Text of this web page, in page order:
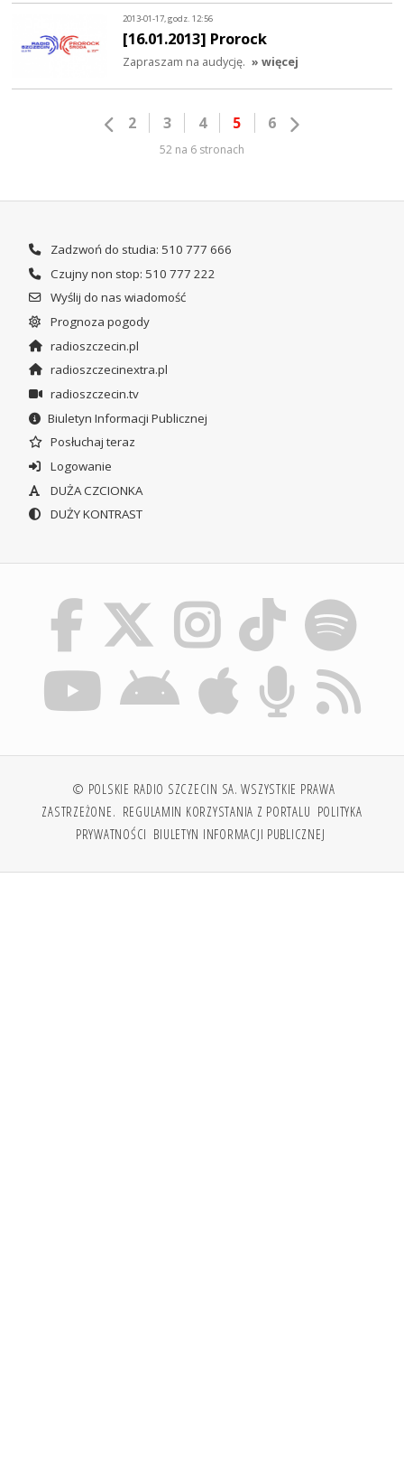
2013-01-17, godz. 12:56
[16.01.2013] Prorock
Zapraszam na audycję. » więcej
2 3 4 5 6
52 na 6 stronach
Zadzwoń do studia: 510 777 666
Czujny non stop: 510 777 222
Wyślij do nas wiadomość
Prognoza pogody
radioszczecin.pl
radioszczecinextra.pl
radioszczecin.tv
Biuletyn Informacji Publicznej
Posłuchaj teraz
Logowanie
DUŻA CZCIONKA
DUŻY KONTRAST
© POLSKIE RADIO SZCZECIN SA. WSZYSTKIE PRAWA
ZASTRZEŻONE. REGULAMIN KORZYSTANIA Z PORTALU POLITYKA
PRYWATNOŚCI BIULETYN INFORMACJI PUBLICZNEJ